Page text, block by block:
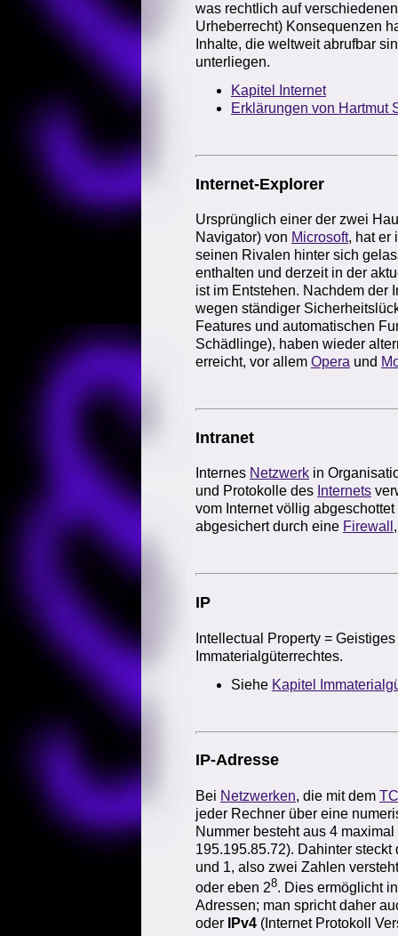
was rechtlich auf
Urheberrecht) Konsequenzen
Inhalte, die weltweit abrufbar
unterliegen.
Kapitel Internet
Erklärungen von Hartmut
Internet-Explorer
Ursprünglich einer der zwei
Navigator) von Microsoft, hat er
seinen Rivalen hinter sich
enthalten und derzeit in der
ist im Entstehen. Nachdem der
wegen ständiger
Features und automatischen
Schädlinge), haben wieder
erreicht, vor allem Opera und
Intranet
Internes Netzwerk in
und Protokolle des Internets
vom Internet völlig
abgesichert durch eine Firewall
IP
Intellectual Property =
Immaterialgüterrechtes.
Siehe Kapitel
IP-Adresse
Bei Netzwerken, die mit dem
jeder Rechner über eine
Nummer besteht aus 4
195.195.85.72). Dahinter
und 1, also zwei Zahlen
oder eben 28. Dies ermöglicht
Adressen; man spricht daher
oder
IPv4 (Internet Protokoll